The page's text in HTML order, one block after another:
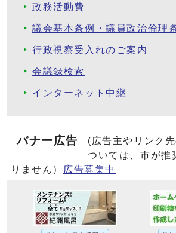
政務活動費
議会基本条例・議員政治倫理
行政視察受入れのご案内
会議録検索
インターネット中継
バナー広告
(広告主やリンク
ついては、市が推
りません）
広告募集中